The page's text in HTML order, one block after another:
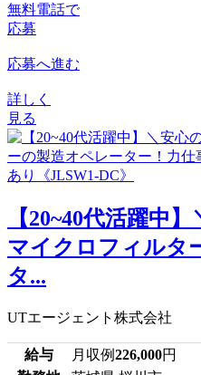
無料電話で
応募
応募へ進む
詳しく
見る
【20~40代活躍中
マイクロフィルタ
タ...
UTエージェント株式会社
給与 月収例226,000円